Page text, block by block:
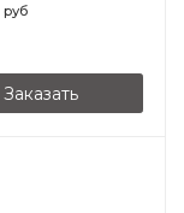
руб
Заказать